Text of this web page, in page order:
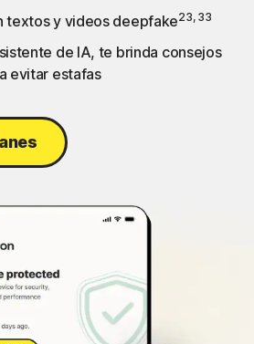
textos y videos deepfake23, 33
de IA, te brinda consejos
evitar estafas